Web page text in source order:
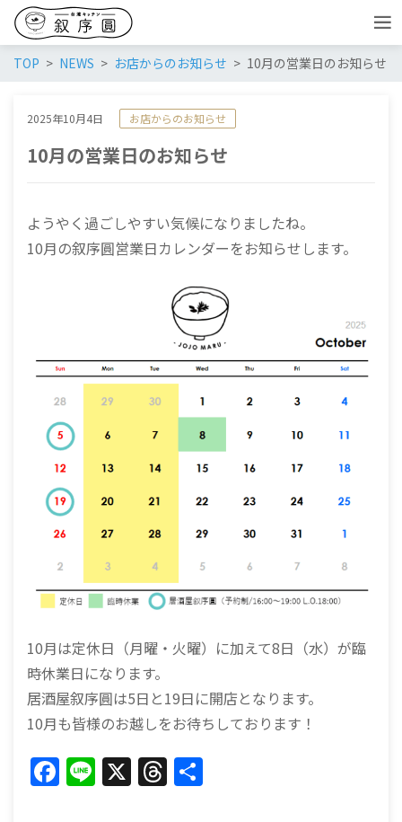
TOP NEWS お店からのお知らせ 10月の営業日のお知らせ
2025年10月4日 お店からのお知らせ
10月の営業日のお知らせ
ようやく過ごしやすい気候になりましたね。
10月の叙序圓営業日カレンダーをお知らせします。
10月は定休日（月曜・火曜）に加えて8日（水）が臨
時休業日になります。
居酒屋叙序圓は5日と19日に開店となります。
10月も皆様のお越しをお待ちしております！
F
a
Li
n
X T
h